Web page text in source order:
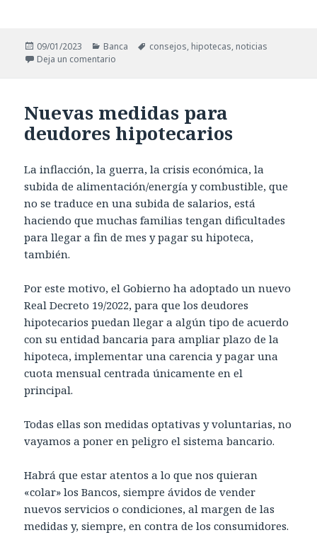
Publicado
el
09/01/2023 Categorías
Banca Etiquetas
consejos, hipotecas, noticias
Deja un comentario
Nuevas medidas para
deudores hipotecarios
La inflacción, la guerra, la crisis económica, la
subida de alimentación/energía y combustible, que
no se traduce en una subida de salarios, está
haciendo que muchas familias tengan dificultades
para llegar a fin de mes y pagar su hipoteca,
también.
Por este motivo, el Gobierno ha adoptado un nuevo
Real Decreto 19/2022, para que los deudores
hipotecarios puedan llegar a algún tipo de acuerdo
con su entidad bancaria para ampliar plazo de la
hipoteca, implementar una carencia y pagar una
cuota mensual centrada únicamente en el
principal.
Todas ellas son medidas optativas y voluntarias, no
vayamos a poner en peligro el sistema bancario.
Habrá que estar atentos a lo que nos quieran
«colar» los Bancos, siempre ávidos de vender
nuevos servicios o condiciones, al margen de las
medidas y, siempre, en contra de los consumidores.